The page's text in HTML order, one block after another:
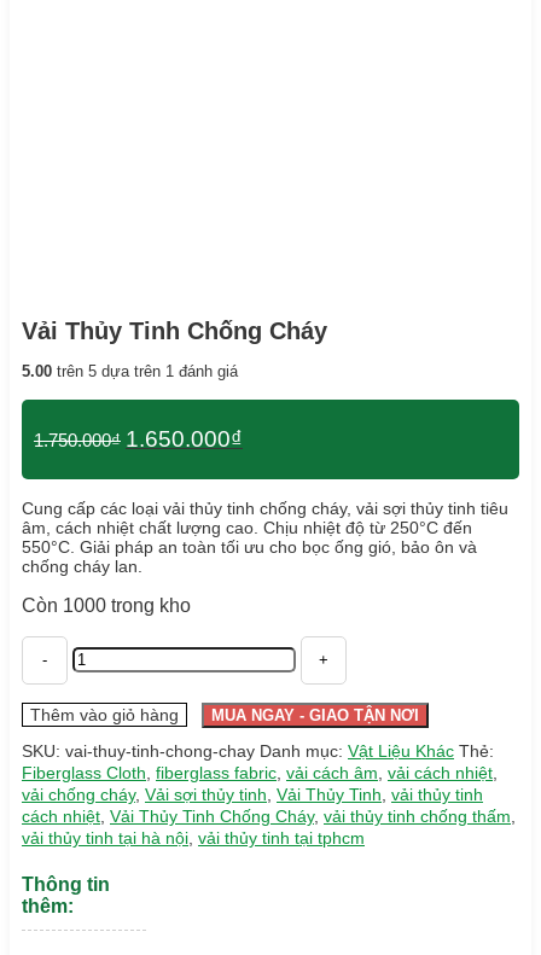
Vải Thủy Tinh Chống Cháy
5.00 trên 5 dựa trên 1 đánh giá
1.750.000₫ Giá
là:
1.750.000₫.
1.650.000₫
tại
là:
1.650.000₫.
Cung cấp các loại vải thủy tinh chống cháy, vải sợi thủy tinh tiêu
âm, cách nhiệt chất lượng cao. Chịu nhiệt độ từ 250°C đến
550°C. Giải pháp an toàn tối ưu cho bọc ống gió, bảo ôn và
chống cháy lan.
Còn 1000 trong kho
Vải
Thủy
Chống
Cháy
số
lượng
Thêm vào giỏ hàng MUA NGAY - GIAO TẬN NƠI
SKU: vai-thuy-tinh-chong-chay Danh mục: Vật Liệu Khác Thẻ:
Fiberglass Cloth fiberglass fabric vải cách âm vải cách nhiệt
vải chống cháy, Vải sợi thủy tinh Vải Thủy Tinh vải thủy tinh
cách nhiệt Vải Thủy Tinh Chống Cháy, vải thủy tinh chống thấm
vải thủy tinh tại hà nội vải thủy tinh tại tphcm
Thông tin
thêm: